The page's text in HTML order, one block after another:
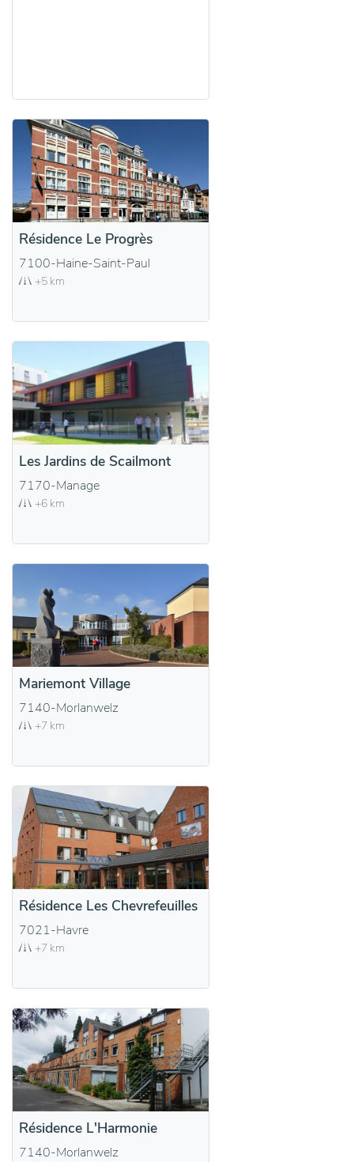
Résidence Le Progrès
7100-Haine-Saint-Paul
+5 km
Les Jardins de Scailmont
7170-Manage
+6 km
Mariemont Village
7140-Morlanwelz
+7 km
Résidence Les Chevrefeuilles
7021-Havre
+7 km
Résidence L'Harmonie
7140-Morlanwelz